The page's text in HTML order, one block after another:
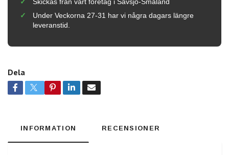
Under Veckorna 27-31 har vi några dagars längre
leveranstid.
Dela
INFORMATION RECENSIONER